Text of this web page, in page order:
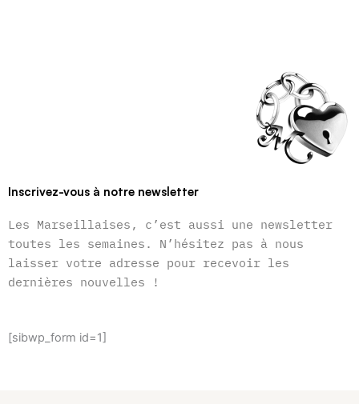
Inscrivez-vous à notre newsletter
Les Marseillaises, c’est aussi une newsletter
toutes les semaines. N’hésitez pas à nous
laisser votre adresse pour recevoir les
dernières nouvelles !
[sibwp_form id=1]